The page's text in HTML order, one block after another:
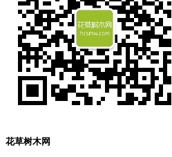
花草树木网